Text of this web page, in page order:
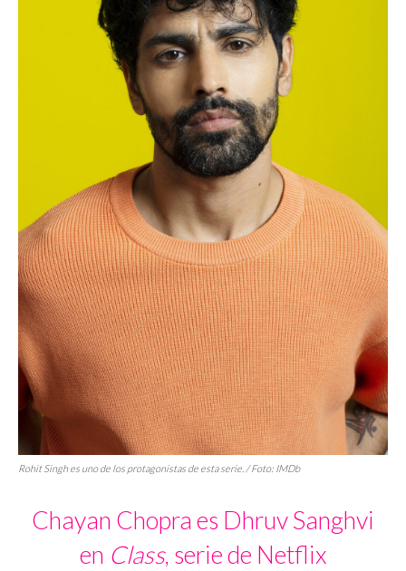
Rohit Singh es uno de los protagonistas de esta serie. / Foto: IMDb
Chayan Chopra es Dhruv Sanghvi
en Class, serie de Netflix